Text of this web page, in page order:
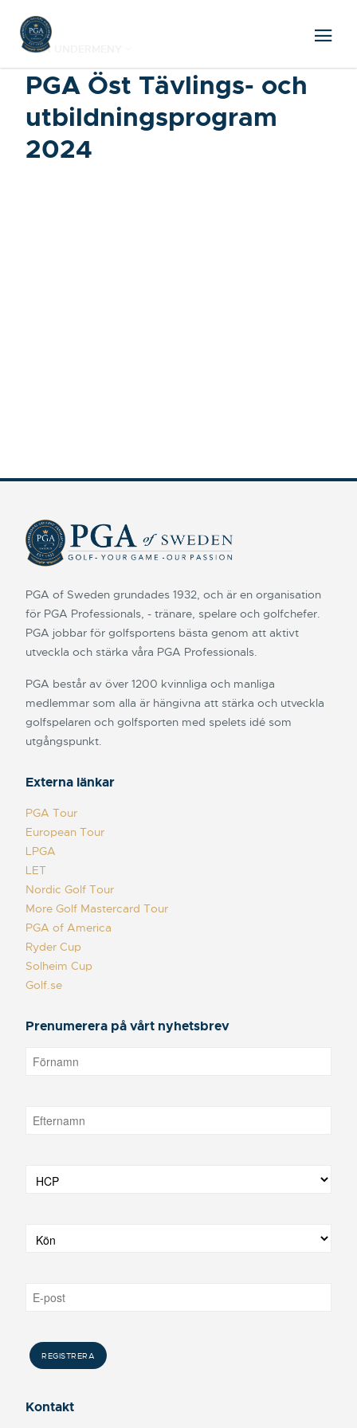
VISA UNDERMENY
PGA Öst Tävlings- och
utbildningsprogram
2024
PGA of Sweden grundades 1932, och är en organisation
för PGA Professionals, - tränare, spelare och golfchefer.
PGA jobbar för golfsportens bästa genom att aktivt
utveckla och stärka våra PGA Professionals.
PGA består av över 1200 kvinnliga och manliga
medlemmar som alla är hängivna att stärka och utveckla
golfspelaren och golfsporten med spelets idé som
utgångspunkt.
Externa länkar
PGA Tour
European Tour
LPGA
LET
Nordic Golf Tour
More Golf Mastercard Tour
PGA of America
Ryder Cup
Solheim Cup
Golf.se
Prenumerera på vårt nyhetsbrev
Kontakt